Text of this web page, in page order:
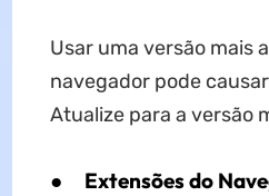
Usar uma versão mais
navegador pode
Atualize para a versão
● Extensões do